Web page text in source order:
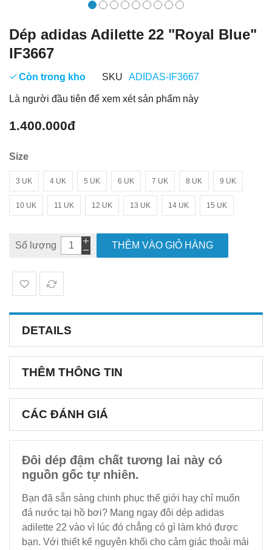
Dép adidas Adilette 22 "Royal Blue"
IF3667
Còn trong kho SKU ADIDAS-IF3667
Là người đầu tiên để xem xét sản phẩm này
1.400.000đ
Size
3 UK 4 UK 5 UK 6 UK 7 UK 8 UK 9 UK
10 UK 11 UK 12 UK 13 UK 14 UK 15 UK
Số lượng THÊM VÀO GIỎ HÀNG
DETAILS
THÊM THÔNG TIN
CÁC ĐÁNH GIÁ
Đôi dép đậm chất tương lai này có
nguồn gốc tự nhiên.
Bạn đã sẵn sàng chinh phục thế giới hay chỉ muốn
đá nước tại hồ bơi? Mang ngay đôi dép adidas
adilette 22 vào vì lúc đó chẳng có gì làm khó được
bạn. Với thiết kế nguyên khối cho cảm giác thoải mái